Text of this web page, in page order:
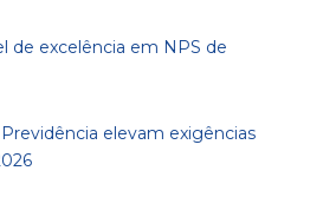
de excelência em NPS de
elevam exigências